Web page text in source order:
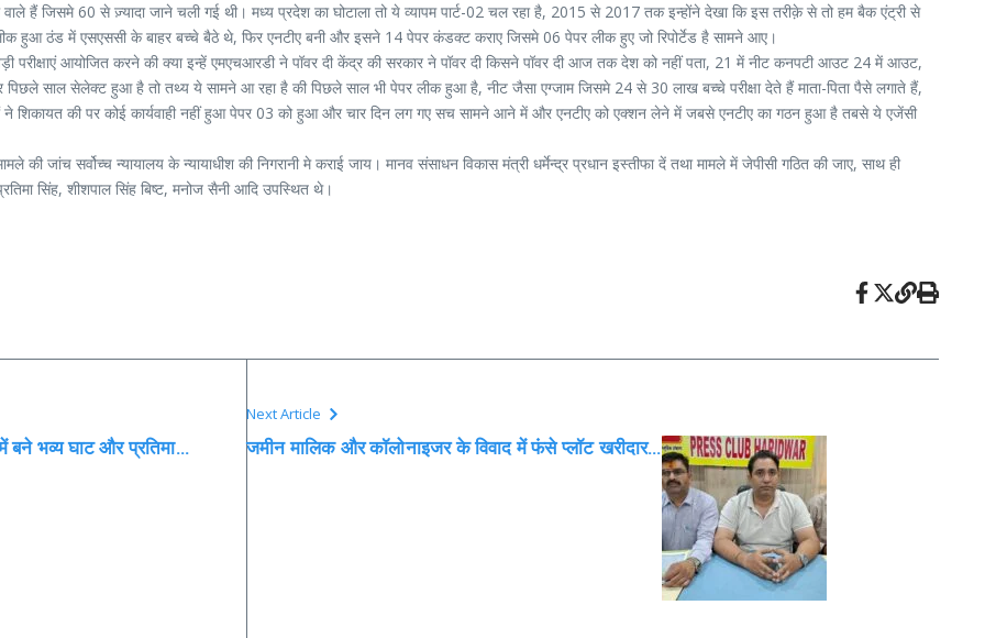
वाले हैं जिसमे 60 से ज़्यादा जाने चली गई थी। मध्य प्रदेश का घोटाला तो ये व्यापम पार्ट-02 चल रहा है, 2015 से 2017 तक इन्होंने देखा कि इस तरीक़े से तो हम बैक एंट्री से
हुआ ठंड में एसएससी के बाहर बच्चे बैठे थे, फिर एनटीए बनी और इसने 14 पेपर कंडक्ट कराए जिसमे 06 पेपर लीक हुए जो रिपोर्टेड है सामने आए।
परीक्षाएं आयोजित करने की क्या इन्हें एमएचआरडी ने पॉवर दी केंद्र की सरकार ने पॉवर दी किसने पॉवर दी आज तक देश को नहीं पता, 21 में नीट कनपटी आउट 24 में आउट,
पिछले साल सेलेक्ट हुआ है तो तथ्य ये सामने आ रहा है की पिछले साल भी पेपर लीक हुआ है, नीट जैसा एग्जाम जिसमे 24 से 30 लाख बच्चे परीक्षा देते हैं माता-पिता पैसे लगाते हैं,
ने शिकायत की पर कोई कार्यवाही नहीं हुआ पेपर 03 को हुआ और चार दिन लग गए सच सामने आने में और एनटीए को एक्शन लेने में जबसे एनटीए का गठन हुआ है तबसे ये एजेंसी
की जांच सर्वोच्च न्यायालय के न्यायाधीश की निगरानी मे कराई जाय। मानव संसाधन विकास मंत्री धर्मेन्द्र प्रधान इस्तीफा दें तथा मामले में जेपीसी गठित की जाए, साथ ही
सिंह, शीशपाल सिंह बिष्ट, मनोज सैनी आदि उपस्थित थे।
में बने भव्य घाट और प्रतिमा…
Next Article
जमीन मालिक और कॉलोनाइजर के विवाद में फंसे प्लॉट खरीदार…